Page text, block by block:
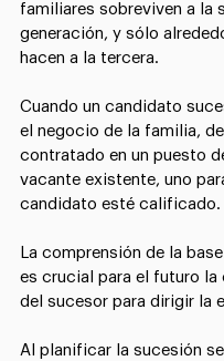
familiares sobreviven a la
generación, y sólo
hacen a la tercera.⠀
Cuando un candidato
el negocio de la familia,
contratado en un puesto
vacante existente, uno
candidato esté calificado️.
La comprensión de la
es crucial para el futuro la
del sucesor para dirigir la
Al planificar la sucesión